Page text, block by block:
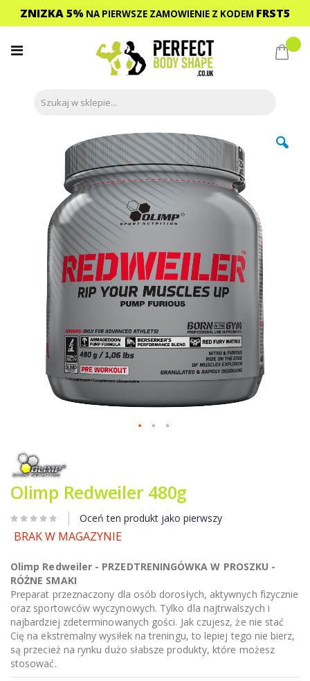
ZNIZKA 5% NA PIERWSZE ZAMOWIENIE Z KODEM FRST5
do
treści
Mój
na
początek
galerii
Olimp Redweiler 480g
Oceń ten produkt jako pierwszy
BRAK W MAGAZYNIE
Olimp Redweiler - PRZEDTRENINGÓWKA W PROSZKU -
RÓŻNE SMAKI
Preparat przeznaczony dla osób dorosłych, aktywnych fizycznie
oraz sportowców wyczynowych. Tylko dla najtrwalszych i
najbardziej zdeterminowanych gości. Jak czujesz, że nie stać
Cię na ekstremalny wysiłek na treningu, to lepiej tego nie bierz,
są przecież na rynku dużo słabsze produkty, które możesz
stosować.